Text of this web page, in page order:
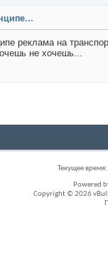
реклама на
не хочешь...
Текущее время:
Powered
Copyright © 2026